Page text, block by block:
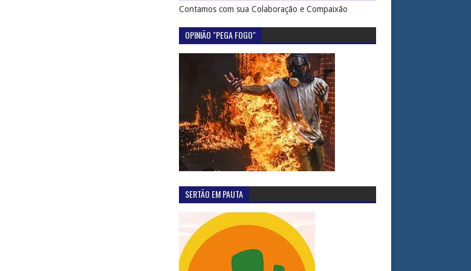
Contamos com sua Colaboração e Compaixão
OPINIÃO "PEGA FOGO"
SERTÃO EM PAUTA